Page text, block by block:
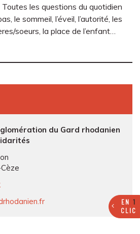
les questions du quotidien
le sommeil, l’éveil, l’autorité, les
soeurs, la place de l’enfant…
du Gard rhodanien
EN1
CLIC